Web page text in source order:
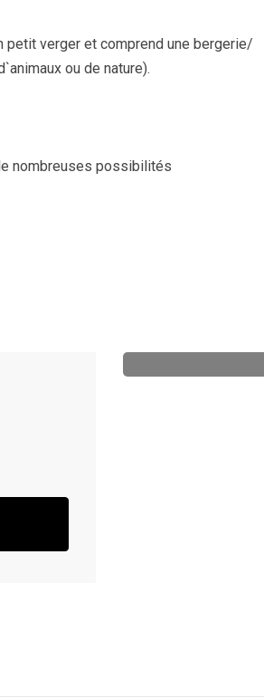
petit verger et comprend une bergerie/
ou de nature).
nombreuses possibilités